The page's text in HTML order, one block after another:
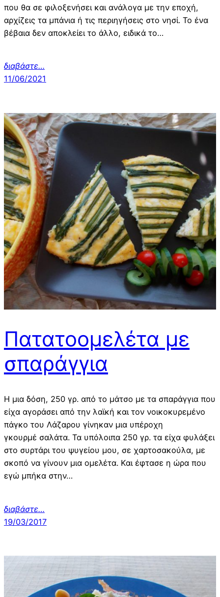
που θα σε φιλοξενήσει και ανάλογα με την εποχή,
αρχίζεις τα μπάνια ή τις περιηγήσεις στο νησί. Το ένα
βέβαια δεν αποκλείει το άλλο, ειδικά το…
διαβάστε…
11/06/2021
Πατατοομελέτα με
σπαράγγια
Η μια δόση, 250 γρ. από το μάτσο με τα σπαράγγια που
είχα αγοράσει από την λαϊκή και τον νοικοκυρεμένο
πάγκο του Λάζαρου γίνηκαν μια υπέροχη
γκουρμέ σαλάτα. Τα υπόλοιπα 250 γρ. τα είχα φυλάξει
στο συρτάρι του ψυγείου μου, σε χαρτοσακούλα, με
σκοπό να γίνουν μια ομελέτα. Και έφτασε η ώρα που
εγώ μπήκα στην…
διαβάστε…
19/03/2017